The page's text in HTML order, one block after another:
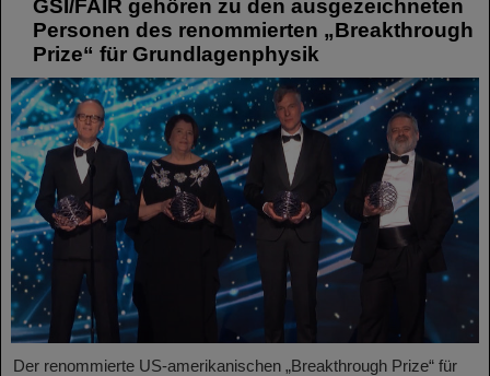
GSI/FAIR gehören zu den ausgezeichneten
Personen des renommierten „Breakthrough
Prize“ für Grundlagenphysik
Der renommierte US-amerikanischen „Breakthrough Prize“ für